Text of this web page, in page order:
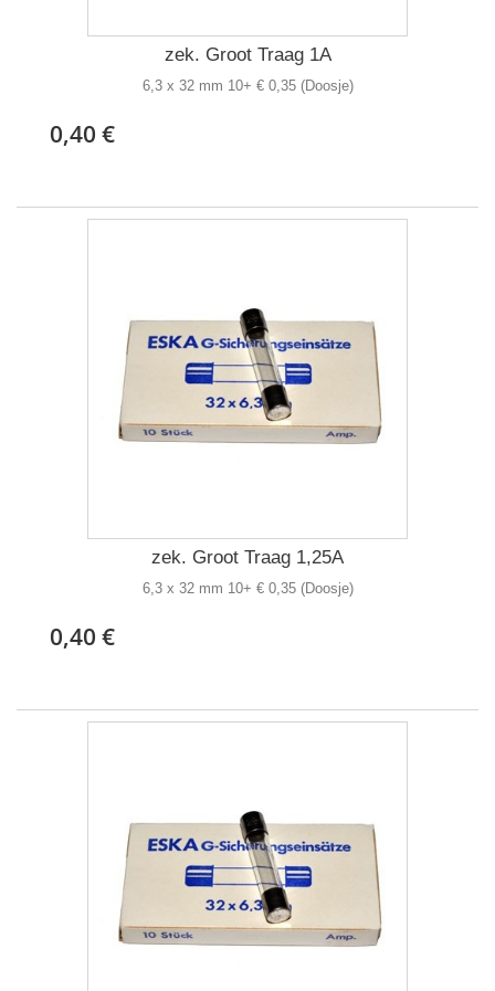
zek. Groot Traag 1A
6,3 x 32 mm 10+ € 0,35 (Doosje)
0,40 €
zek. Groot Traag 1,25A
6,3 x 32 mm 10+ € 0,35 (Doosje)
0,40 €